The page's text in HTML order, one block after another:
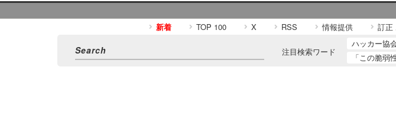
新着 TOP 100 X RSS 情報提供 訂正
注目検索ワード
ハッカー協
「この脆